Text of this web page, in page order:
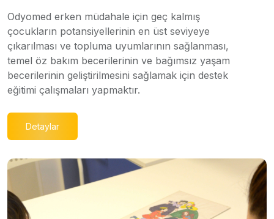
Odyomed erken müdahale için geç kalmış
çocukların potansiyellerinin en üst seviyeye
çıkarılması ve topluma uyumlarının sağlanması,
temel öz bakım becerilerinin ve bağımsız yaşam
becerilerinin geliştirilmesini sağlamak için destek
eğitimi çalışmaları yapmaktır.
Detaylar